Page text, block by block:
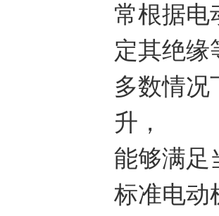
常根据电
定其绝缘
多数情况
升，
能够满足
标准电动